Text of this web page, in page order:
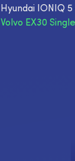
Hyundai IONIQ
Volvo EX30